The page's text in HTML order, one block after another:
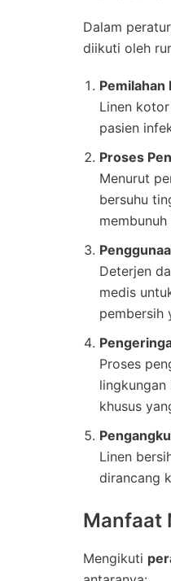
Dalam
diikuti oleh
Pemilahan
Linen
pasien
Proses
Menurut
bersuhu
Deterjen
medis
pembersih
Proses
lingkungan
khusus
Linen
dirancang
Manfaat
Mengikuti